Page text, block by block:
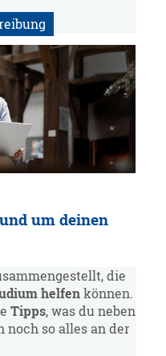
um deinen
die
helfen können.
Tipps, was du neben
so alles an der